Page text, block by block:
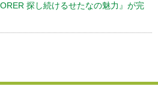
探し続けるせたなの魅力』が完